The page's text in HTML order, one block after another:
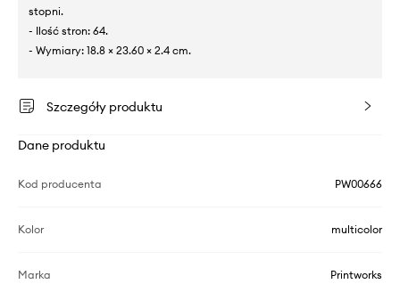
stopni.
- Ilość stron: 64.
- Wymiary: 18.8 × 23.60 × 2.4 cm.
Szczegóły produktu
Dane produktu
Kod producenta PW00666
Kolor multicolor
Marka Printworks